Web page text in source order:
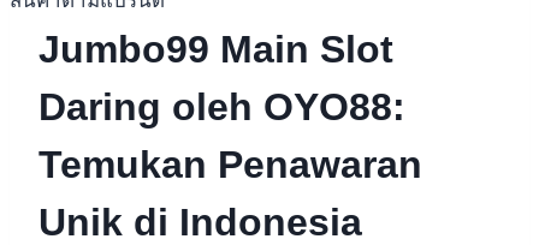
Jumbo99 Main Slot
Daring oleh OYO88:
Temukan Penawaran
Unik di Indonesia